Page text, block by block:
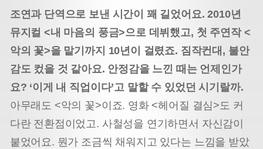
조연과 단역으로 보낸 시간이 꽤 길었어요. 2010년
뮤지컬 <내 마음의 풍금>으로 데뷔했고, 첫 주연작 <
악의 꽃>을 맡기까지 10년이 걸렸죠. 짐작컨대, 불안
감도 컸을 것 같아요. 안정감을 느낀 때는 언제인가
요? ‘이게 내 직업이다’고 말할 수 있었던 시기랄까.
아무래도 <악의 꽃>이죠. 영화 <헤어질 결심>도 커
다란 전환점이었고. 사철성을 연기하면서 자신감이
붙었어요. 뭔가 조금씩 채워지고 있다는 느낌을 받았